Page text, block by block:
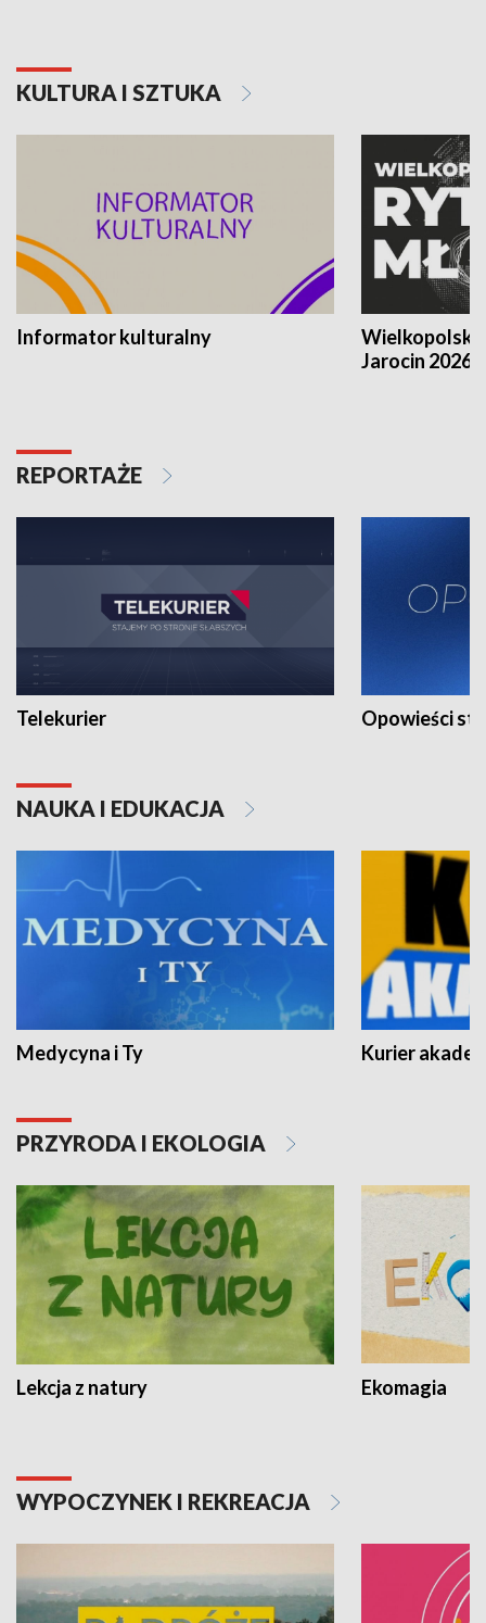
KULTURA I SZTUKA
Informator kulturalny
Jarocin 2026
REPORTAŻE
Telekurier Opowieści
NAUKA I EDUKACJA
Medycyna i Ty Kurier
PRZYRODA I EKOLOGIA
Lekcja z natury Ekomagia
WYPOCZYNEK I REKREACJA